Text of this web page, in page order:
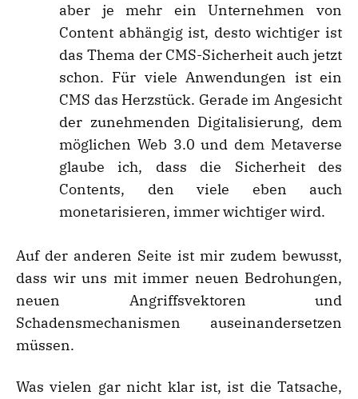
aber je mehr ein Unternehmen von
Content abhängig ist, desto wichtiger ist
das Thema der CMS-Sicherheit auch jetzt
schon. Für viele Anwendungen ist ein
CMS das Herzstück. Gerade im Angesicht
der zunehmenden Digitalisierung, dem
möglichen Web 3.0 und dem Metaverse
glaube ich, dass die Sicherheit des
Contents, den viele eben auch
monetarisieren, immer wichtiger wird.
Auf der anderen Seite ist mir zudem bewusst,
dass wir uns mit immer neuen Bedrohungen,
neuen Angriffsvektoren und
Schadensmechanismen auseinandersetzen
müssen.
Was vielen gar nicht klar ist, ist die Tatsache,